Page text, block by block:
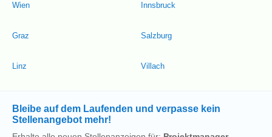
Wien
Graz
Linz
Innsbruck
Salzburg
Villach
Bleibe auf dem Laufenden und verpasse kein
Stellenangebot mehr!